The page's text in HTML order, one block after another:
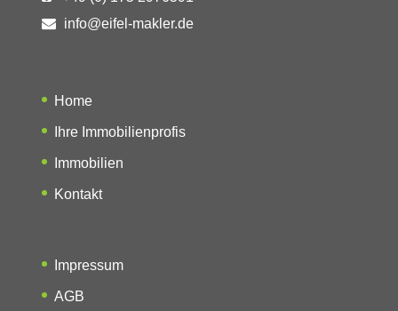
info@eifel-makler.de
Home
Ihre Immobilienprofis
Immobilien
Kontakt
Impressum
AGB